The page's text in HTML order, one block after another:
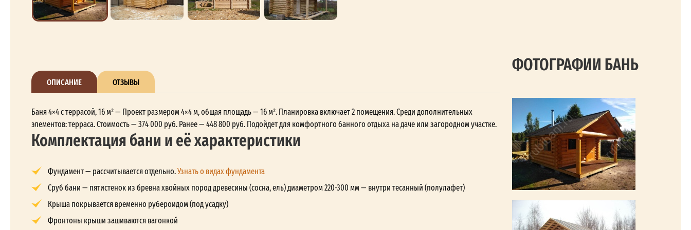
ОПИСАНИЕ ОТЗЫВЫ
Баня 4×4 с террасой, 16 м² — Проект размером 4×4 м, общая площадь — 16 м². Планировка включает 2 помещения. Среди дополнительных
элементов: терраса. Стоимость — 374 000 руб. Ранее — 448 800 руб. Подойдет для комфортного банного отдыха на даче или загородном участке.
Комплектация бани и её характеристики
Фундамент — рассчитывается отдельно.Узнать о видах фундамента
Сруб бани — пятистенок из бревна хвойных пород древесины (сосна, ель) диаметром 220-300 мм — внутри тесанный (полулафет)
Крыша покрывается временно рубероидом (под усадку)
Фронтоны крыши зашиваются вагонкой
ФОТОГРАФИИ БАНЬ